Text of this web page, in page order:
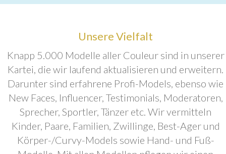
Unsere Vielfalt
Knapp 5.000 Modelle aller Couleur sind in unserer
Kartei, die wir laufend aktualisieren und erweitern.
Darunter sind erfahrene Profi-Models, ebenso wie
New Faces, Influencer, Testimonials, Moderatoren,
Sprecher, Sportler, Tänzer etc. Wir vermitteln
Kinder, Paare, Familien, Zwillinge, Best-Ager und
Körper-/Curvy-Models sowie Hand- und Fuß-